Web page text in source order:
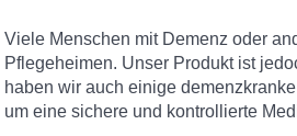
Viele Menschen mit Demenz oder
Pflegeheimen. Unser Produkt ist
haben wir auch einige
um eine sichere und kontrollierte